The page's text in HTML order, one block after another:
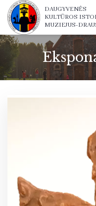
Muziejaus
Muziejaus
DAUGYVENĖS
KULTŪROS
MUZIEJUS-